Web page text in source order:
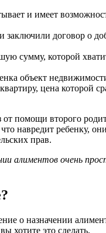
и имеет
заключили договор о
сумму, которой
объект
цена которой
помощи второго
навредит ребенку,
прав.
алиментов очень
о назначении
хотите это сделать.